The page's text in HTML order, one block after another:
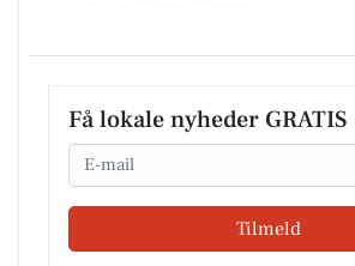
Få lokale nyheder GRATIS
Email
Tilmeld